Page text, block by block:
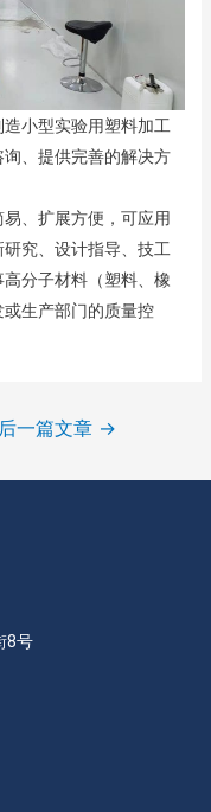
小型实验用塑料加工
、提供完善的解决方
、扩展方便，可应用
究、设计指导、技工
分子材料（塑料、橡
生产部门的质量控
后一篇文章 →
8号